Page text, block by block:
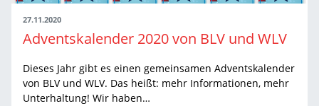
27.11.2020
Adventskalender 2020 von BLV und WLV
Dieses Jahr gibt es einen gemeinsamen Adventskalender
von BLV und WLV. Das heißt: mehr Informationen, mehr
Unterhaltung! Wir haben…